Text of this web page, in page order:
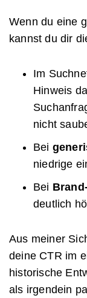
Wenn du eine
kannst du dir
Im
Hinweis
nicht
Bei
niedrige
Bei
deutlich
Aus meiner
deine CTR im
historische
als irgendein